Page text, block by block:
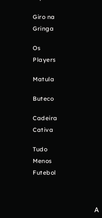
Giro na
Gringa
Os
Players
Matula
Buteco
Cadeira
Cativa
Tudo
Menos
Futebol
A